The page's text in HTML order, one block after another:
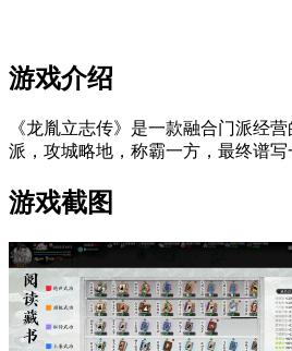
游戏介绍
《龙胤立志传》是一款融合门派经
派，攻城略地，称霸一方，最终谱写
游戏截图